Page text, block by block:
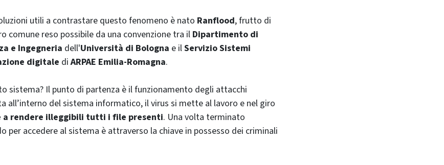
utili a contrastare questo fenomeno è nato Ranflood, frutto di
comune reso possibile da una convenzione tra il Dipartimento di
e Ingegneria dell'Università di Bologna e ilServizio Sistemi
digitale diARPAE Emilia-Romagna.
sistema? Il punto di partenza è il funzionamento degli attacchi
all’interno del sistema informatico, il virus si mette al lavoro e nel giro
a rendere illeggibili tutti i file presenti. Una volta terminato
per accedere al sistema è attraverso la chiave in possesso dei criminali